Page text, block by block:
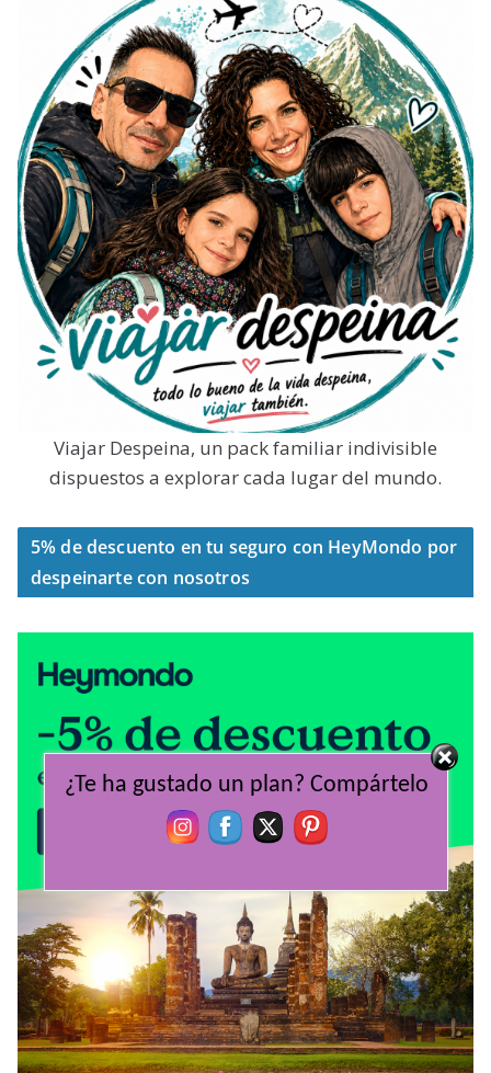
Viajar Despeina, un pack familiar indivisible
dispuestos a explorar cada lugar del mundo.
5% de descuento en tu seguro con HeyMondo por
despeinarte con nosotros
¿Te ha gustado un plan? Compártelo